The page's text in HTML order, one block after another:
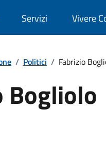
Servizi Vivere
/ Politici / Fabrizio
Bogliolo